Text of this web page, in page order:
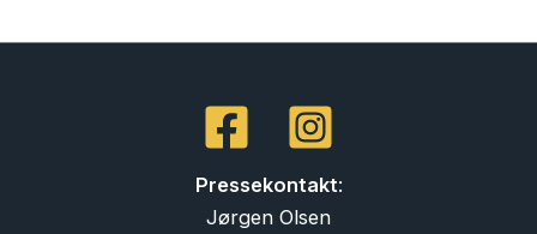
Pressekontakt:
Jørgen Olsen